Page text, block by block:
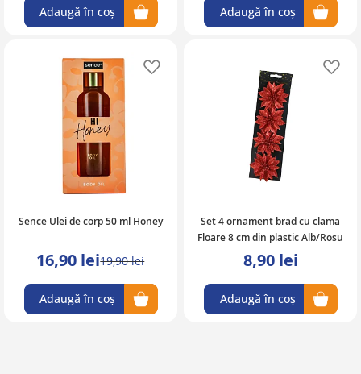
Adaugă în coș Adaugă în coș
Sence Ulei de corp 50 ml Honey
16,90 lei19,90 lei
Adaugă în coș
Set 4 ornament brad cu clama
Floare 8 cm din plastic Alb/Rosu
8,90 lei
Adaugă în coș